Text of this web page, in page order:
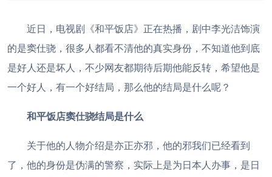
近日，电视剧《和平饭店》正在热播，剧中李光洁饰演
的是窦仕骁，很多人都看不清他的真实身份，不知道他到底
是好人还是坏人，不少网友都期待后期他能反转，希望他是
一个好人，有一个好结局，那么他的结局是什么呢？
和平饭店窦仕骁结局是什么
关于他的人物介绍是亦正亦邪，他的邪我们已经看到
了，他的身份是伪满的警察，实际上是为日本人办事，是日